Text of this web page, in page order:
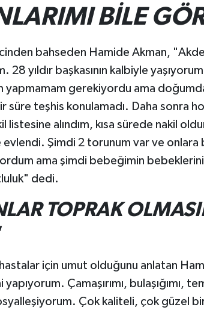
BİLE
bahseden Hamide Akman,
28 yıldır başkasının kalbiyle
yapmamam gerekiyordu ama
süre teşhis konulamadı. Daha sonra
listesine alındım, kısa sürede nakil
evlendi. Şimdi 2 torunum var ve onlara
ama şimdi bebeğimin
dedi.
TOPRAK
için umut olduğunu anlatan
Çamaşırımı, bulaşığımı,
Çok kaliteli, çok güzel